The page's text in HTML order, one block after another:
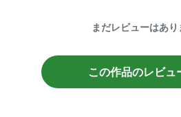
まだレビューはあり
この作品のレビュ